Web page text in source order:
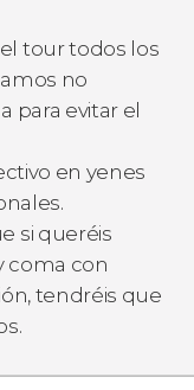
tour todos los
no
para evitar el
en yenes
si queréis
coma con
tendréis que